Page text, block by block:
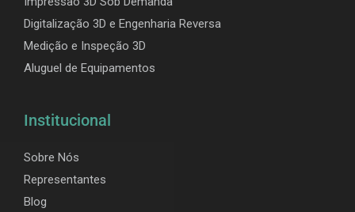
Digitalização 3D e Engenharia Reversa
Medição e Inspeção 3D
Aluguel de Equipamentos
Institucional
Sobre Nós
Representantes
Blog